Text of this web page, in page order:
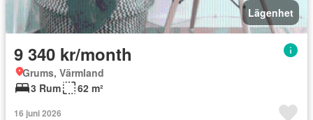
Lägenhet
9 340 kr/month
Grums, Värmland
3 Rum
62 m²
16 juni 2026